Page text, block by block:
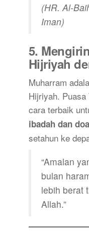
(HR. Al-
Iman)
5.
Hijriyah
Muharram
Hijriyah. Puasa
cara terbaik
ibadah dan
setahun ke
“Amalan
bulan
lebih berat
Allah.”